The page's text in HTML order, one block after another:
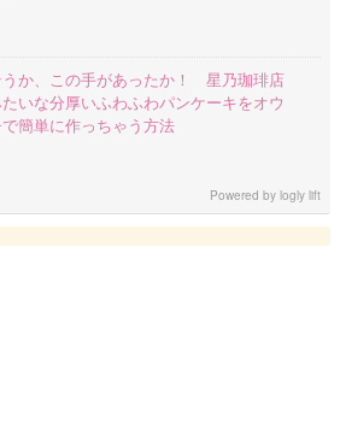
うか、この手があったか！ 星乃珈琲店
いな分厚いふわふわパンケーキをオウ
簡単に作っちゃう方法
Powered bylogly lift